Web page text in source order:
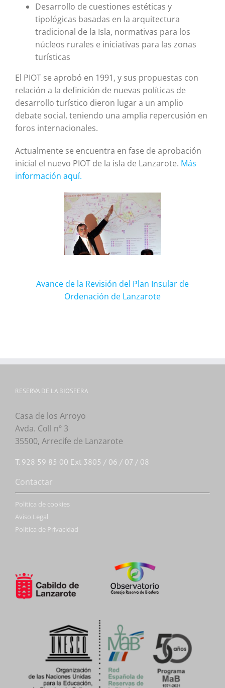
Desarrollo de cuestiones estéticas y
tipológicas basadas en la arquitectura
tradicional de la Isla, normativas para los
núcleos rurales e iniciativas para las zonas
turísticas
El PIOT se aprobó en 1991, y sus propuestas con
relación a la definición de nuevas políticas de
desarrollo turístico dieron lugar a un amplio
debate social, teniendo una amplia repercusión en
foros internacionales.
Actualmente se encuentra en fase de aprobación
inicial el nuevo PIOT de la isla de Lanzarote. Más
información aquí.
Avance de la Revisión del Plan Insular de
Ordenación de Lanzarote
RESERVA DE LA BIOSFERA
Casa de los Arroyo
Avda. Coll nº 3
35500, Arrecife de Lanzarote
T. 928 59 85 00 Ext 3805 / 06 / 07 / 08
Contactar
Politica de cookies
Aviso Legal
Política de Privacidad